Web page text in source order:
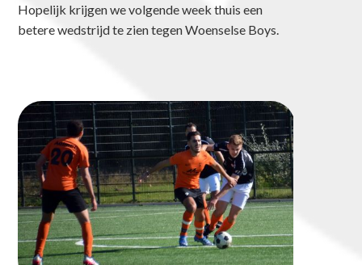
Hopelijk krijgen we volgende week thuis een
betere wedstrijd te zien tegen Woenselse Boys.